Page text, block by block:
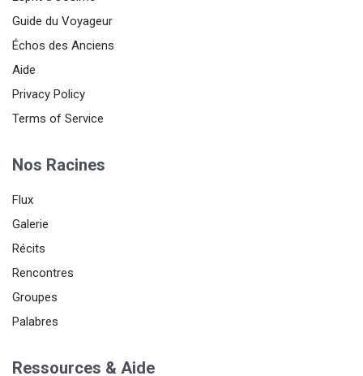
Guide du Voyageur
Échos des Anciens
Aide
Privacy Policy
Terms of Service
Nos Racines
Flux
Galerie
Récits
Rencontres
Groupes
Palabres
Ressources & Aide